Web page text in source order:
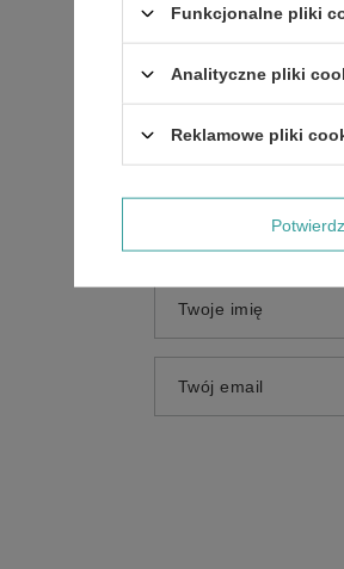
Treść twojej opinii
Dodaj własne
Twoje imię
Twój email
Funkcjonalne pliki
Analityczne pliki
Reklamowe pliki